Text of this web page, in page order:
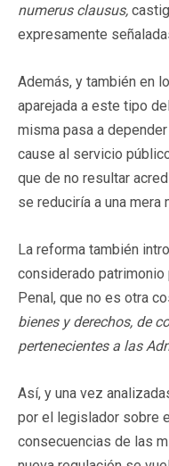
numerus clausus,
expresamente
Además, y también en
aparejada a este tipo
misma pasa a
cause al servicio
que de no resultar
se reduciría a una mera
La reforma también
considerado
Penal, que no es otra
bienes y derechos, de
pertenecientes a las
Así, y una vez
por el legislador sobre
consecuencias de las